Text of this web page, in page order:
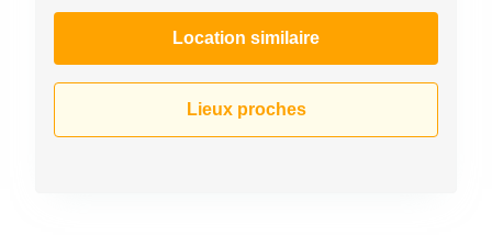
de la
Drance 2
Route
Location similaire
Lieux proches